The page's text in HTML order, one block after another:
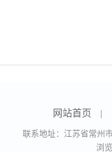
网站首页
联系地址：江苏省常州
浏